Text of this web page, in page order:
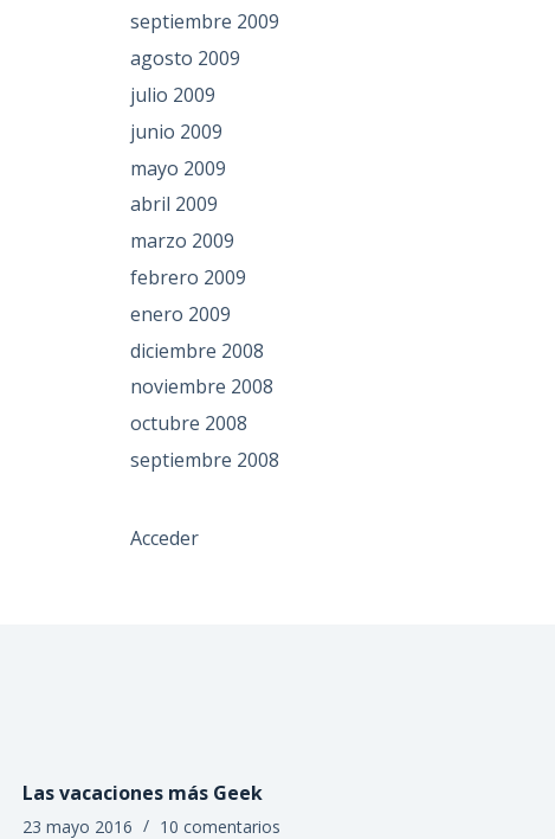
septiembre 2009
agosto 2009
julio 2009
junio 2009
mayo 2009
abril 2009
marzo 2009
febrero 2009
enero 2009
diciembre 2008
noviembre 2008
octubre 2008
septiembre 2008
Acceder
Las vacaciones más Geek
23 mayo 2016 10 comentarios